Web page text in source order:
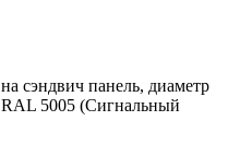
сэндвич панель, диаметр
5005 (Сигнальный